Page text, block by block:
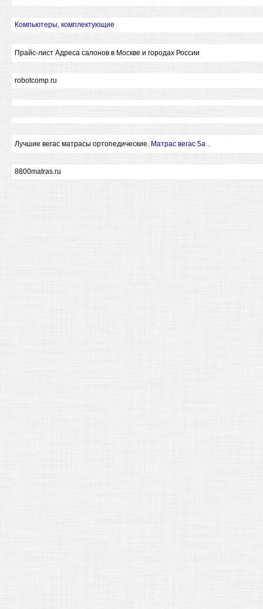
Компьютеры, комплектующие
Прайс-лист Адреса салонов в Москве и городах России
robotcomp.ru
Лучшие вегас матрасы ортопедические. Матрас вегас 5а .
8800matras.ru